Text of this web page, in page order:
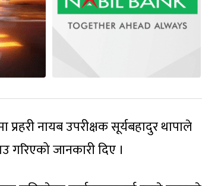
नायब उपरीक्षक सूर्यबहादुर थापाले
गरिएको जानकारी दिए ।